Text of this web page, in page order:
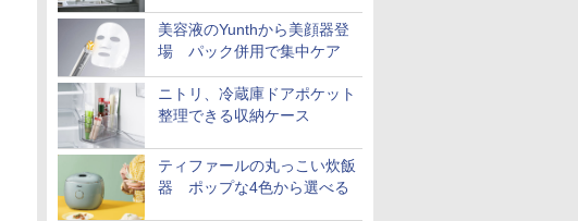
美容液のYunthから美顔器登
場 パック併用で集中ケア
ニトリ、冷蔵庫ドアポケット
整理できる収納ケース
ティファールの丸っこい炊飯
器 ポップな4色から選べる